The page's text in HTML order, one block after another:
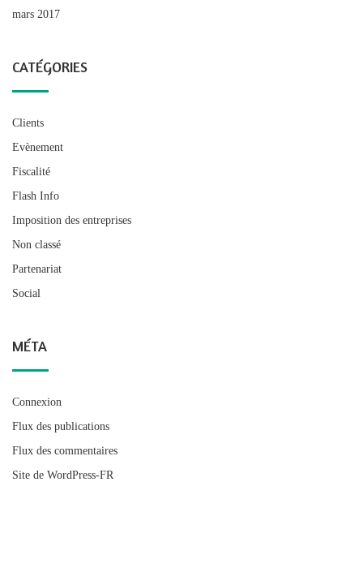
mars 2017
CATÉGORIES
Clients
Evènement
Fiscalité
Flash Info
Imposition des entreprises
Non classé
Partenariat
Social
MÉTA
Connexion
Flux des publications
Flux des commentaires
Site de WordPress-FR